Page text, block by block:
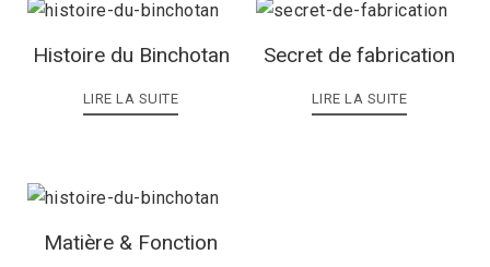
Histoire du Binchotan
LIRE LA SUITE
Secret de fabrication
LIRE LA SUITE
Matière & Fonction